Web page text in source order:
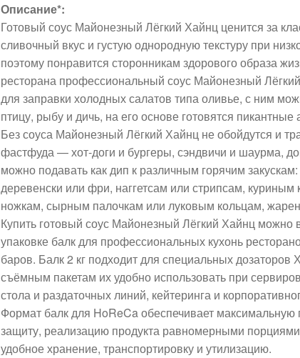
Описание*:
Готовый соус Майонезный Лёгкий Хайнц ценится за
сливочный вкус и густую однородную текстуру при
поэтому понравится сторонникам здорового образа
ресторана профессиональный соус Майонезный
для заправки холодных салатов типа оливье, с ним
птицу, рыбу и дичь, на его основе готовятся пикантные
Без соуса Майонезный Лёгкий Хайнц не обойдутся и
фастфуда — хот-доги и бургеры, сэндвичи и шаурма,
можно подавать как дип к различным горячим
деревенски или фри, наггетсам или стрипсам,
ножкам, сырным палочкам или луковым кольцам,
Купить готовый соус Майонезный Лёгкий Хайнц можно
упаковке балк для профессиональных кухонь
баров. Балк 2 кг подходит для специальных
съёмным пакетам их удобно использовать при
стола и раздаточных линий, кейтеринга и
Формат балк для HoReCa обеспечивает максимальную
защиту, реализацию продукта равномерными порциями
удобное хранение, транспортировку и утилизацию.